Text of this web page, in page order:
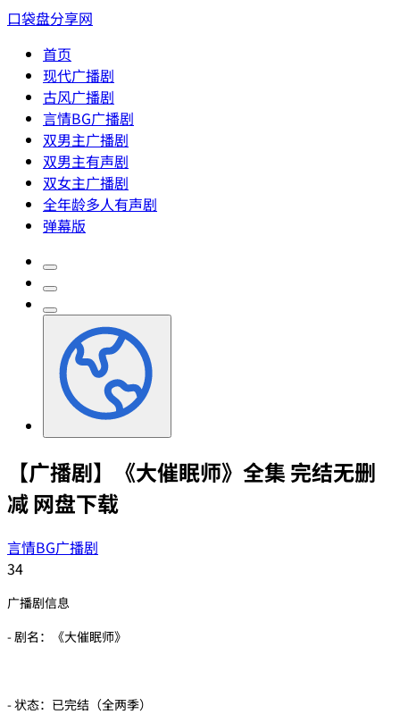
口袋盘分享网
首页
现代广播剧
古风广播剧
言情BG广播剧
双男主广播剧
双男主有声剧
双女主广播剧
全年龄多人有声剧
弹幕版
【广播剧】《大催眠师》全集 完结无删
减 网盘下载
言情BG广播剧
34
广播剧信息
- 剧名：《大催眠师》
- 状态：已完结（全两季）